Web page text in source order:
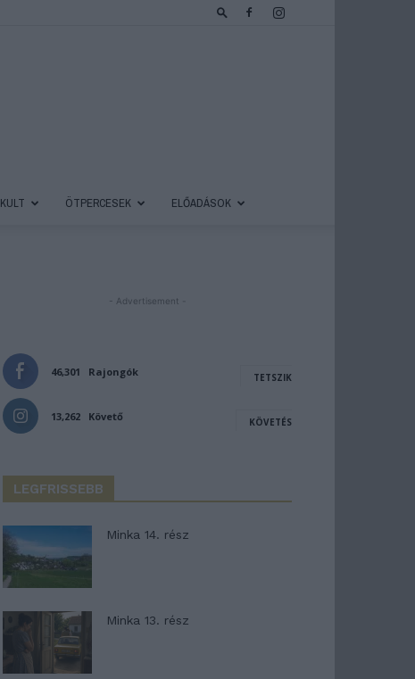
KULT ÖTPERCESEK ELŐADÁSOK
- Advertisement -
46,301 Rajongók TETSZIK
13,262 Követő KÖVETÉS
LEGFRISSEBB
Minka 14. rész
Minka 13. rész